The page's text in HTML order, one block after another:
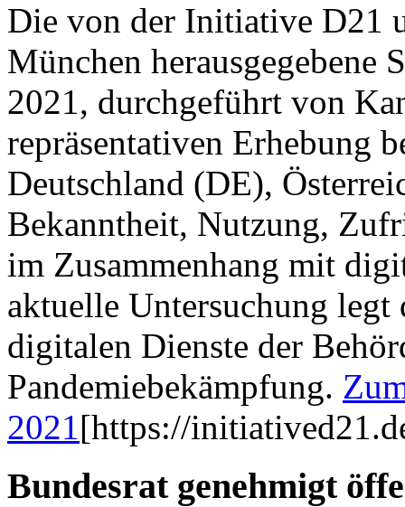
Die von der Initiative D21
München herausgegebene
2021, durchgeführt von
repräsentativen Erhebung
Deutschland (DE),
Bekanntheit, Nutzung,
im Zusammenhang mit
aktuelle Untersuchung
digitalen Dienste der
Pandemiebekämpfung.
2021[https://
Bundesrat genehmigt